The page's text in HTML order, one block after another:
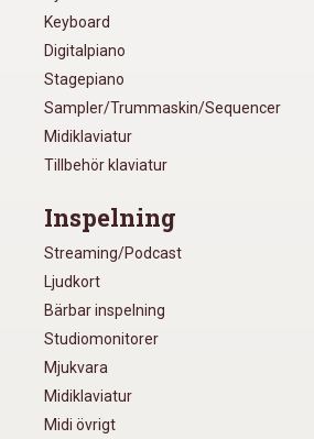
Keyboard
Digitalpiano
Stagepiano
Sampler/Trummaskin/Sequencer
Midiklaviatur
Tillbehör klaviatur
Inspelning
Streaming/Podcast
Ljudkort
Bärbar inspelning
Studiomonitorer
Mjukvara
Midiklaviatur
Midi övrigt